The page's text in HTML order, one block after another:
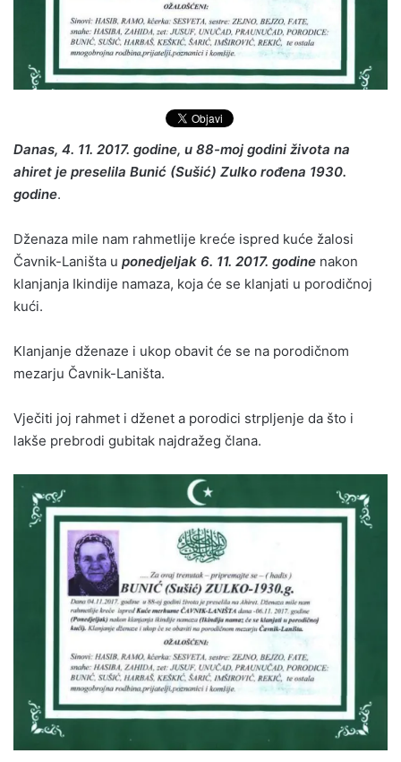
Danas, 4. 11. 2017. godine, u 88-moj godini života na
ahiret je preselila Bunić (Sušić) Zulko rođena 1930.
godine.
Dženaza mile nam rahmetlije kreće ispred kuće žalosi
Čavnik-Laništa u ponedjeljak 6. 11. 2017. godine nakon
klanjanja Ikindije namaza, koja će se klanjati u porodičnoj
kući.
Klanjanje dženaze i ukop obavit će se na porodičnom
mezarju Čavnik-Laništa.
Vječiti joj rahmet i dženet a porodici strpljenje da što i
lakše prebrodi gubitak najdražeg člana.